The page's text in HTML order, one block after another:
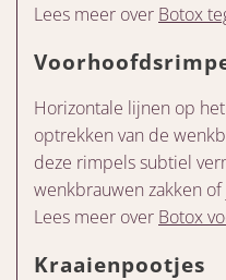
Lees meer over Botox
Horizontale lijnen op
optrekken van de
deze rimpels subtiel
wenkbrauwen zakken
Lees meer over Botox
Kraaienpootjes